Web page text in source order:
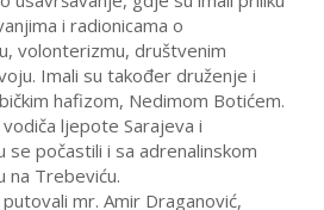
i radionicama o
volonterizmu, društvenim
Imali su također druženje i
hafizom, Nedimom Botićem.
ljepote Sarajeva i
se počastili i sa adrenalinskom
na Trebeviću.
mr. Amir Draganović,